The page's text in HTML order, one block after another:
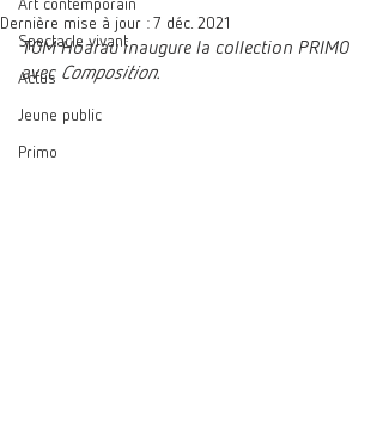
Art contemporain
Spectacle vivant
Actus
Jeune public
Primo
Dernière mise à jour : 7 déc. 2021
TOM Hoarau inaugure la collection PRIMO
avec Composition.